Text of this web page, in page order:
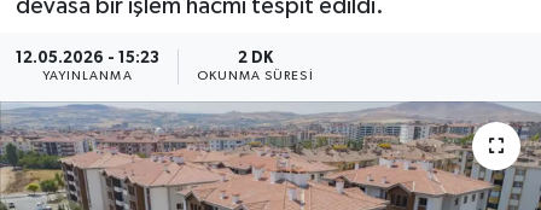
devasa bir işlem hacmi tespit edildi.
12.05.2026 - 15:23
YAYINLANMA
2 DK
OKUNMA SÜRESI
Siyaset
Spor